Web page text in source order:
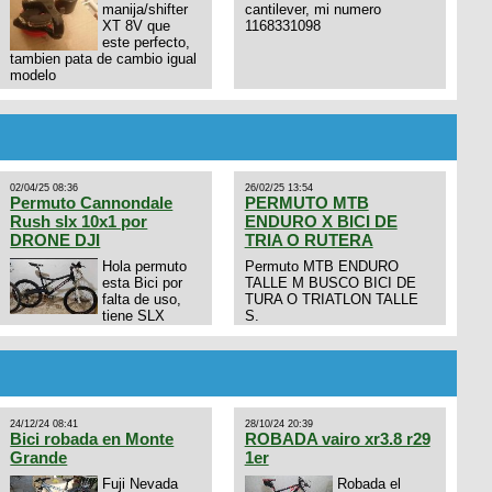
manija/shifter
XT 8V que
este perfecto,
tambien pata de cambio igual
modelo
cantilever, mi numero
1168331098
02/04/25 08:36
Permuto Cannondale
Rush slx 10x1 por
DRONE DJI
Hola permuto
esta Bici por
falta de uso,
tiene SLX
Horquilla Axon tope de gama
por drone de la marca Dji, les
interesa 3434568861 saludos
26/02/25 13:54
PERMUTO MTB
ENDURO X BICI DE
TRIA O RUTERA
Permuto MTB ENDURO
TALLE M BUSCO BICI DE
TURA O TRIATLON TALLE
S.
24/12/24 08:41
Bici robada en Monte
Grande
Fuji Nevada
28/10/24 20:39
ROBADA vairo xr3.8 r29
1er
Robada el